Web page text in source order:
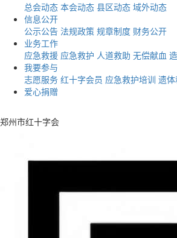
总会动态 本会动态 县区动态 域外动态
信息公开
公示公告 法规政策 规章制度 财务公开
业务工作
应急救援 应急救护 人道救助 无偿献血
我要参与
志愿服务 红十字会员 应急救护培训 遗
爱心捐赠
郑州市红十字会